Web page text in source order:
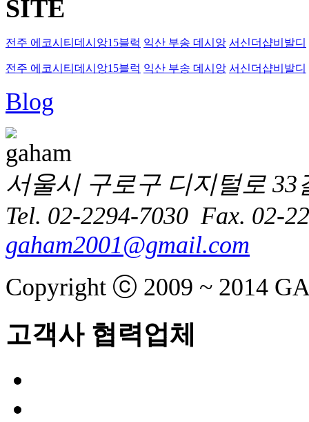
전주 에코시티데시앙15블럭 익산 부송 데시앙 서신더샵비발디
전주 에코시티데시앙15블럭 익산 부송 데시앙 서신더샵비발디
Blog
서울시 구로구 디지털로
Tel. 02-2294-7030 Fax. 02-
gaham2001@gmail.com
Copyright ⓒ 2009 ~ 2014
고객사 협력업체